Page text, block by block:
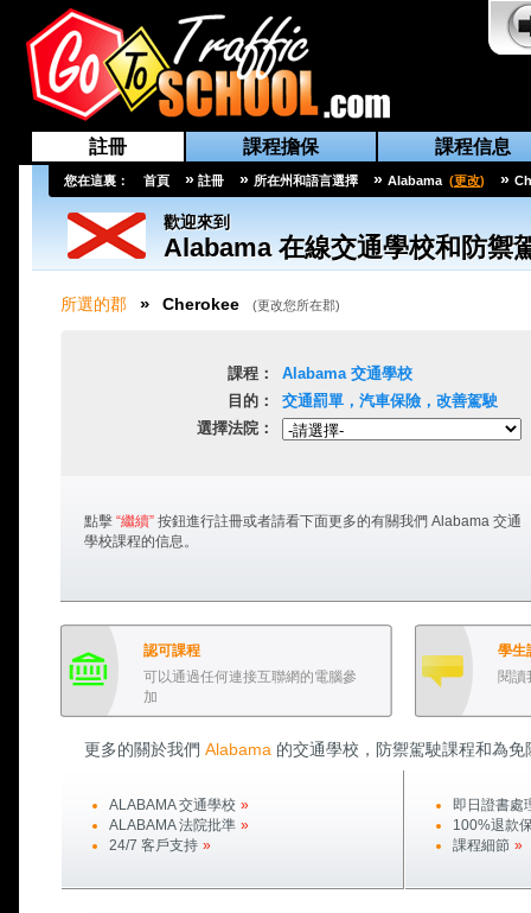
註冊 課程擔保 課程信息
您在這裏： 首頁 » 註冊 » 所在州和語言選擇 » Alabama (更改) »
歡迎來到
Alabama在線交通學校和防禦
所選的郡 » Cherokee (更改您所在郡)
課程：
目的：
選擇法院：
Alabama交通學校
交通罰單，汽車保險，改善駕駛
點擊 “繼續” 按鈕進行註冊或者請看下面更多的有關我們 Alabama 交通
學校課程的信息。
認可課程
可以通過任何連接互聯網的電腦參
加
學生
閱讀
更多的關於我們 Alabama 的交通學校，防禦駕駛課程和為
ALABAMA交通學校 »
ALABAMA法院批準 »
24/7 客戶支持 »
即日證書處
100%退款
課程細節 »